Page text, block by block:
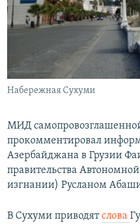
СПОРТ
БЛОГИ
АРХИВ РАДИОПРОГРАММЫ
Все сайты РСЕ/РС
Набережная Сухуми
МИД
прокомментировал
Азербайджана в Грузии
правительства
изгнании) Русланом
В Сухуми приводятслова